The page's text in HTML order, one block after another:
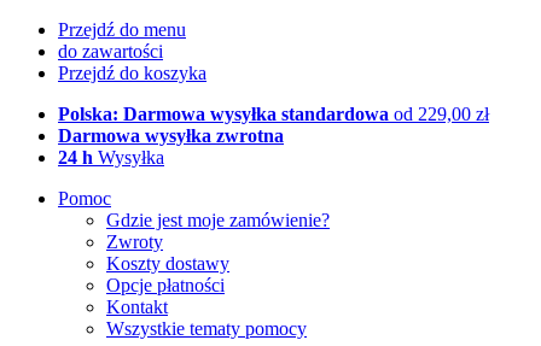
Przejdź do menu
do zawartości
Przejdź do koszyka
Polska: Darmowa wysyłka standardowa od 229,00 zł
Darmowa wysyłka zwrotna
24 h Wysyłka
Pomoc
Gdzie jest moje zamówienie?
Zwroty
Koszty dostawy
Opcje płatności
Kontakt
Wszystkie tematy pomocy